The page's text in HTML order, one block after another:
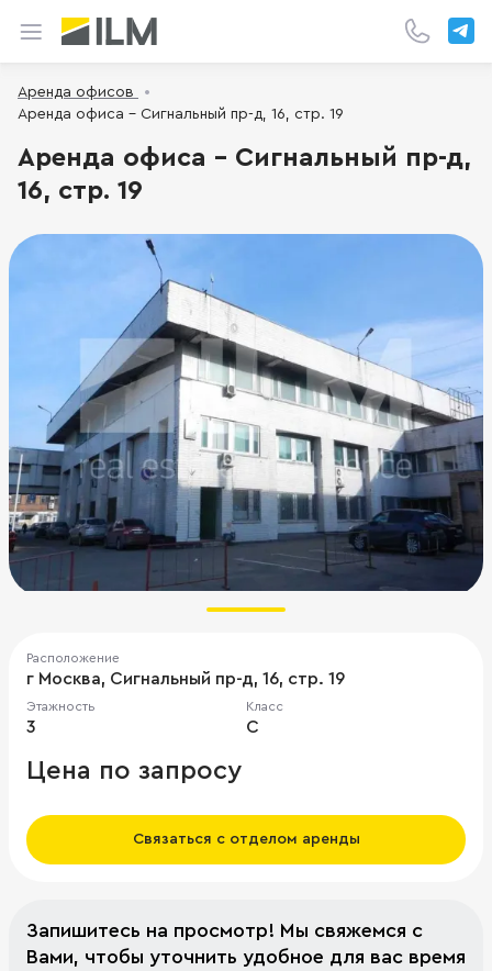
Аренда офисов
Аренда офиса - Сигнальный пр-д, 16, стр. 19
Аренда офиса - Сигнальный пр-д,
16, стр. 19
Расположение
г Москва, Сигнальный пр-д, 16, стр. 19
Этажность
3
Класс
C
Цена по запросу
Связаться с отделом аренды
Запишитесь на просмотр! Мы свяжемся с
Вами, чтобы уточнить удобное для вас время